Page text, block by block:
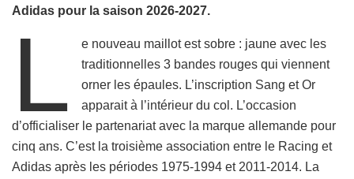
Adidas pour la saison 2026-2027.
L
e nouveau maillot est sobre : jaune avec les
traditionnelles 3 bandes rouges qui viennent
orner les épaules. L’inscription Sang et Or
apparait à l’intérieur du col. L’occasion
d’officialiser le partenariat avec la marque allemande pour
cinq ans. C’est la troisième association entre le Racing et
Adidas après les périodes 1975-1994 et 2011-2014. La